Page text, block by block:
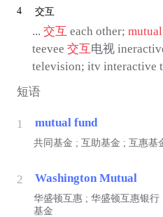
4 交互
... 交互 each other; mutual
teevee 交互电视
television; itv interactive
短语
1 mutual fund
共同基金 ; 互助基金 ; 互惠基
2 Washington Mutual
华盛顿互惠 ; 华盛顿互惠银
基金